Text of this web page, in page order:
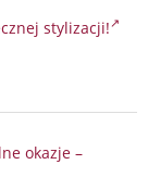
stylizacji!
okazje –